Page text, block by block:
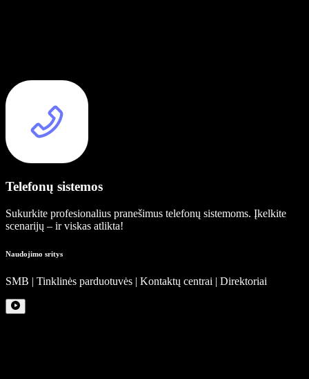
Telefonų sistemos
Sukurkite profesionalius pranešimus telefonų sistemoms. Įkelkite
scenarijų – ir viskas atlikta!
Naudojimo sritys
SMB | Tinklinės parduotuvės | Kontaktų centrai | Direktoriai